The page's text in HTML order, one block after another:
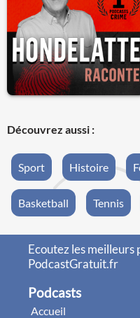
Découvrez aussi :
Sport Histoire
Basketball Tennis
Ecoutez les meilleurs
PodcastGratuit.fr
Podcasts
Accueil